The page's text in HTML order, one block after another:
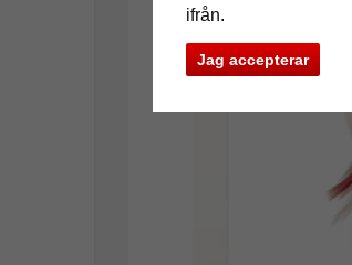
ifrån.
Jag accepterar